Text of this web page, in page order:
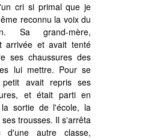
cri si primal que je
reconnu la voix du
Sa grand-mère,
arrivée et avait tenté
ses chaussures des
lui mettre. Pour se
avait repris ses
et était parti en
sortie de l'école, la
trousses. Il s'arrêta
autre classe,